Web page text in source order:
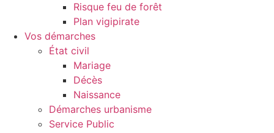
Risque feu de forêt
Plan vigipirate
Vos démarches
État civil
Mariage
Décès
Naissance
Démarches urbanisme
Service Public